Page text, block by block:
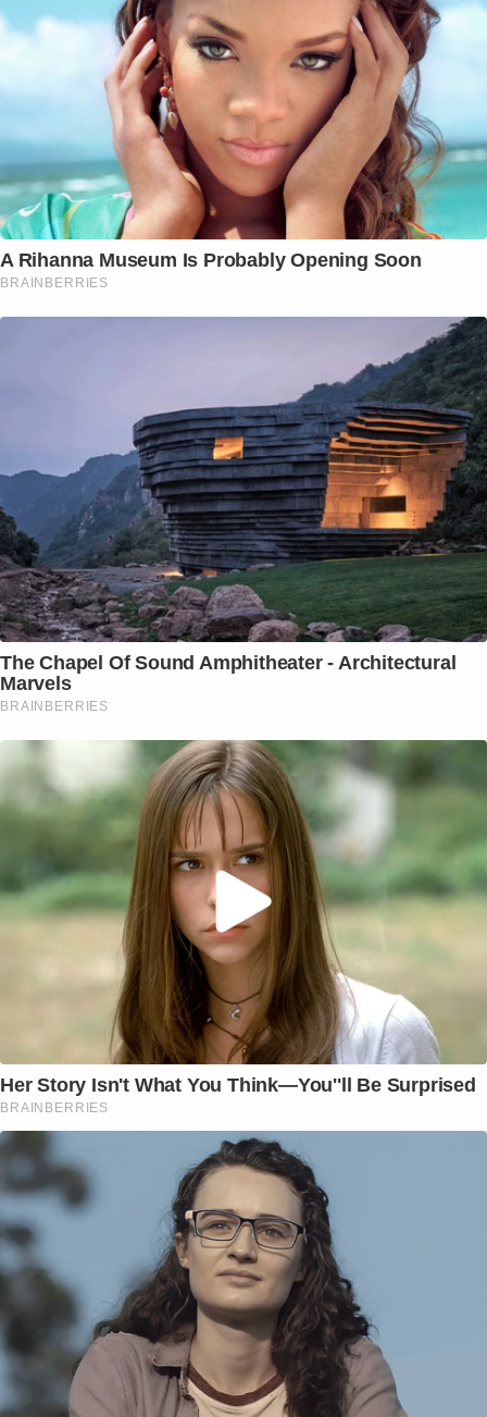
A Rihanna Museum Is Probably Opening Soon
BRAINBERRIES
The Chapel Of Sound Amphitheater - Architectural
Marvels
BRAINBERRIES
Her Story Isn't What You Think—You''ll Be Surprised
BRAINBERRIES